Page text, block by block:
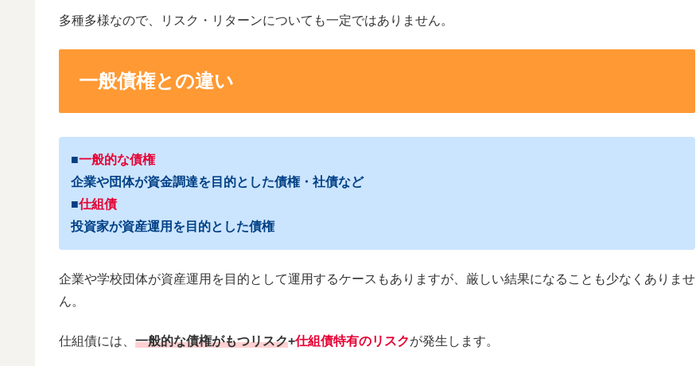
多種多様なので、リスク・リターンについても一定ではありません。
一般債権との違い
■一般的な債権
企業や団体が資金調達を目的とした債権・社債など
■仕組債
投資家が資産運用を目的とした債権
企業や学校団体が資産運用を目的として運用するケースもありますが、厳しい結果になることも少なくありませ
ん。
仕組債には、 一般的な債権がもつリスク+仕組債特有のリスクが発生します。